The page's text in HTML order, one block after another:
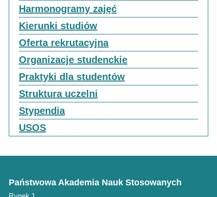
Harmonogramy zajęć
Kierunki studiów
Oferta rekrutacyjna
Organizacje studenckie
Praktyki dla studentów
Struktura uczelni
Stypendia
USOS
Państwowa Akademia Nauk Stosowanych